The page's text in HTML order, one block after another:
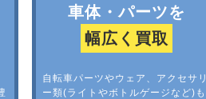
車体・パーツを
幅広く買取
自転車パーツやウェア、アクセサリ
ー類(ライトやボトルゲージなど)も